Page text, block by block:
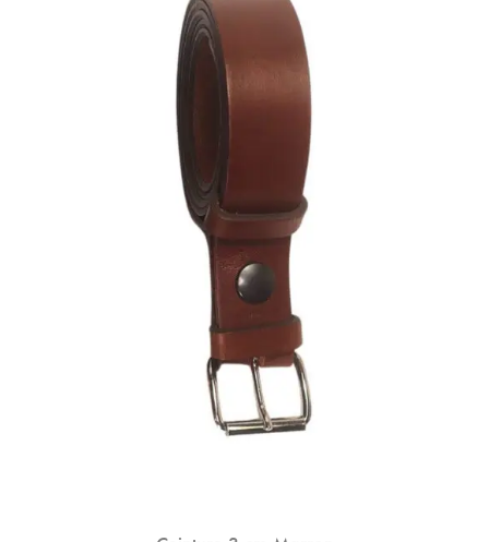
Les
Options
Peuvent
Choisies
La
Page
Du
Produit